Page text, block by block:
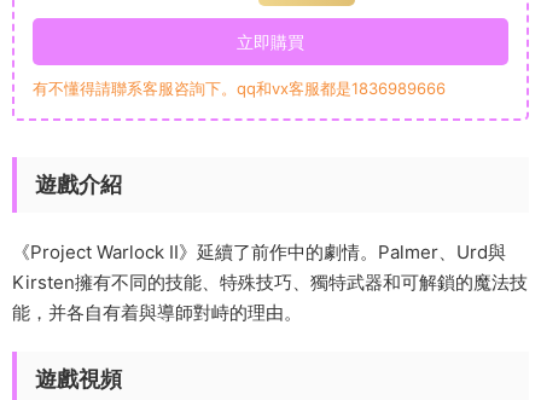
立即購買
有不懂得請聯系客服咨詢下。qq和vx客服都是1836989666
遊戲介紹
《Project Warlock II》延續了前作中的劇情。Palmer、Urd與
Kirsten擁有不同的技能、特殊技巧、獨特武器和可解鎖的魔法技
能，并各自有着與導師對峙的理由。
遊戲視頻